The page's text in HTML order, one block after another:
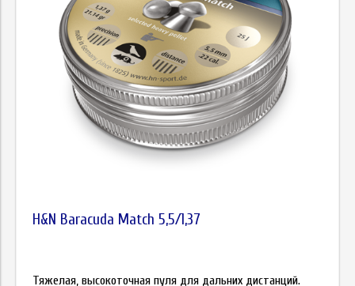
H&N Baracuda Match 5,5/1,37
Тяжелая, высокоточная пуля для дальних дистанций.